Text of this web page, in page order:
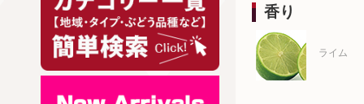
香り
ライム